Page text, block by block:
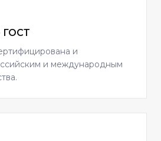
ГОСТ
и
и международным